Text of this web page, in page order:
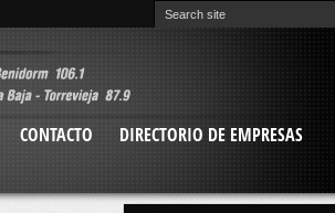
CONTACTO
DIRECTORIO DE EMPRESAS